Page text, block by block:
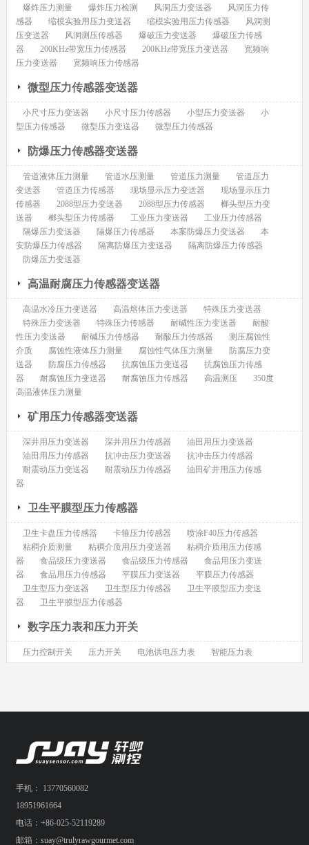
爆炸压力测量
爆炸压力检测 风洞压力变送器
风洞压力传
感器
缩模实验用压力变送器 缩模实验用压力传感器
风洞测
压变送器
风洞测压传感器 爆破压力变送器
爆破压力传感
器
200KHz带宽压力传感器 200KHz带宽压力变送器
宽频响
压力变送器
宽频响压力传感器
微型压力传感器变送器
小尺寸压力变送器 小尺寸压力传感器 小型压力变送器
小
型压力传感器
微型压力变送器 微型压力传感器
防爆压力传感器变送器
管道液体压力测量 管道水压测量 管道压力测量
管道压力
变送器
管道压力传感器 现场显示压力变送器
现场显示压力
传感器
2088型压力变送器 2088型压力传感器
榔头型压力变
送器
榔头型压力传感器 工业压力变送器
工业压力传感器
隔爆压力变送器
隔爆压力传感器 本案防爆压力变送器
本
安防爆压力传感器
隔离防爆压力变送器
隔离防爆压力传感器
防爆压力变送器
高温耐腐压力传感器变送器
高温水冷压力变送器 高温熔体压力变送器
特殊压力变送器
特殊压力变送器
特殊压力传感器 耐碱性压力变送器
耐酸
性压力变送器
耐碱压力传感器 耐酸压力传感器
测压腐蚀性
介质
腐蚀性液体压力测量 腐蚀性气体压力测量
防腐压力变
送器
防腐压力传感器 抗腐蚀压力变送器
抗腐蚀压力传感
器
耐腐蚀压力变送器 耐腐蚀压力传感器 高温测压
350度
高温液体压力测量
矿用压力传感器变送器
深井用压力变送器 深井用压力传感器
油田用压力变送器
油田用压力传感器
抗冲击压力变送器
抗冲击压力传感器
耐震动压力变送器
耐震动压力传感器
油田矿井用压力传感
器
卫生平膜型压力传感器
卫生卡盘压力传感器 卡箍压力传感器
喷涂F40压力传感器
粘稠介质测量
粘稠介质用压力变送器
粘稠介质用压力传感
器
食品级压力变送器 食品级压力传感器
食品用压力变送
器
食品用压力传感器 平膜压力变送器
平膜压力传感器
卫生型压力变送器
卫生型压力传感器
卫生平膜型压力变送
器
卫生平膜型压力传感器
数字压力表和压力开关
压力控制开关 压力开关 电池供电压力表 智能压力表
手机： 13770560082
18951961664
电话：+86-025-52119289
邮箱：suay@trulyrawgourmet.com